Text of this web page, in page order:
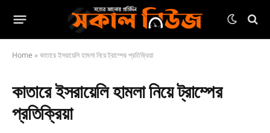
Home »কাতারে ইসরায়েলি হামলা নিয়ে ট্রাম্পের প্রতিক্রিয়া
কাতারে ইসরায়েলি হামলা নিয়ে ট্রাম্পের
প্রতিক্রিয়া